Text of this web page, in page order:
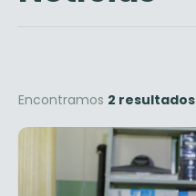
Encontramos 2 resultados